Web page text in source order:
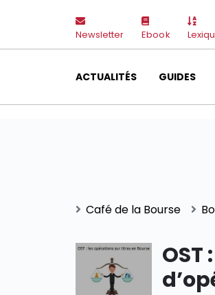
Newsletter Ebook
ACTUALITÉS GUIDES
Café de la Bourse